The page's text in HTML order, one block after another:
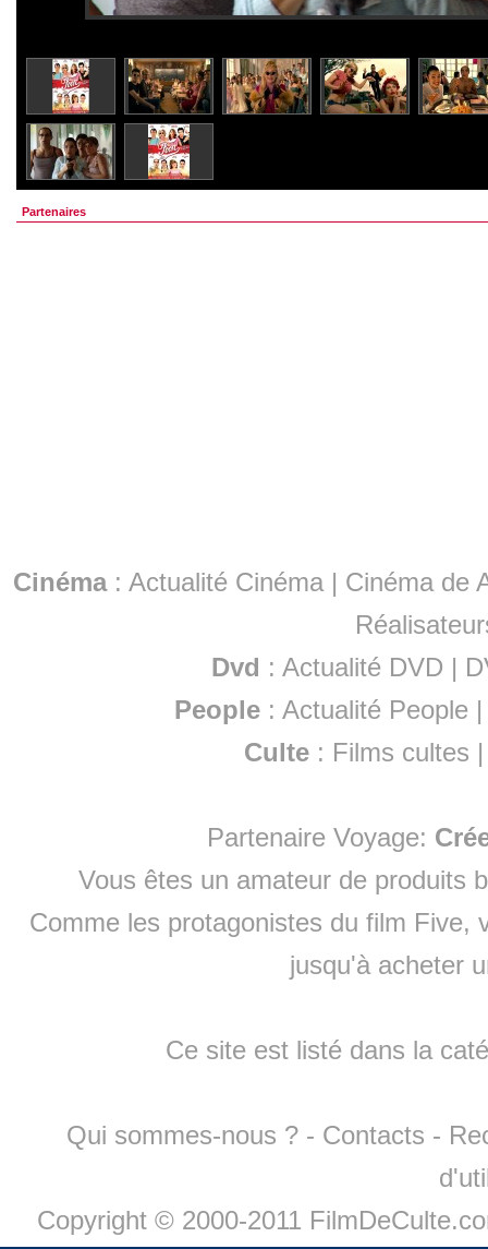
Partenaires
Cinéma: Actualité Cinéma | Cinéma de
Dvd : Actualité DVD |
People :Actualité People
Culte : Films cultes
Partenaire Voyage:
Vous êtes un amateur de produits
Comme les protagonistes du film Five,
jusqu'à acheter
Ce site est listé dans la
Qui sommes-nous ? - Contacts -
Copyright © 2000-2011